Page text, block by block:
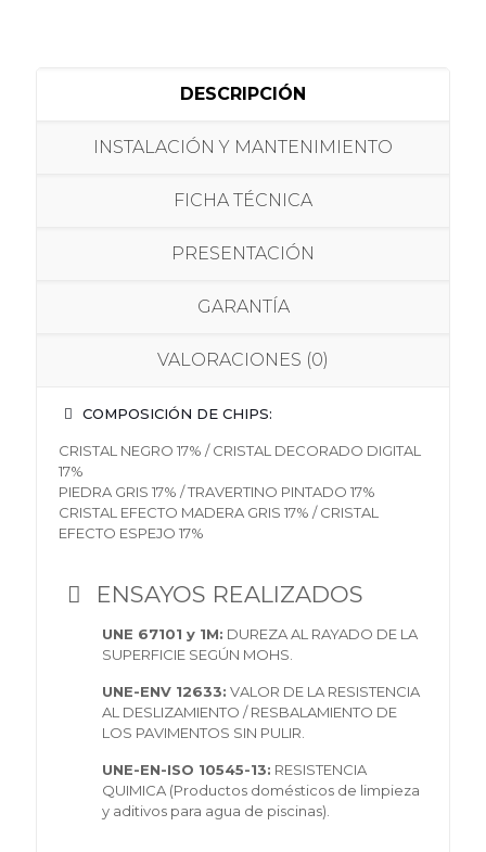
DESCRIPCIÓN
INSTALACIÓN Y MANTENIMIENTO
FICHA TÉCNICA
PRESENTACIÓN
GARANTÍA
VALORACIONES (0)
COMPOSICIÓN DE CHIPS:
CRISTAL NEGRO 17% / CRISTAL DECORADO DIGITAL
17%
PIEDRA GRIS 17% / TRAVERTINO PINTADO 17%
CRISTAL EFECTO MADERA GRIS 17% / CRISTAL
EFECTO ESPEJO 17%
ENSAYOS REALIZADOS
UNE 67101 y 1M: DUREZA AL RAYADO DE LA
SUPERFICIE SEGÚN MOHS.
UNE-ENV 12633: VALOR DE LA RESISTENCIA
AL DESLIZAMIENTO / RESBALAMIENTO DE
LOS PAVIMENTOS SIN PULIR.
UNE-EN-ISO 10545-13: RESISTENCIA
QUIMICA (Productos domésticos de limpieza
y aditivos para agua de piscinas).